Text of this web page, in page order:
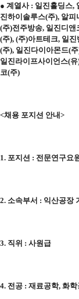
● 계열사: 일진홀딩스,
진하이솔루스(주), 알피
(주)전주방송, 일진디앤
(주), (주)아트테크, 일진
(주), 일진다이아몬드(주
일진라이프사이언스(유
코(주)
<채용 포지션 안내>
1. 포지션 : 전문연구요
2. 소속부서 : 익산공장
3. 직위 : 사원급
4. 전공 : 재료공학, 화학